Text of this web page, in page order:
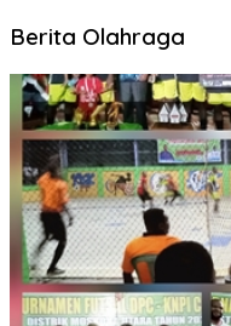
Berita Olahraga